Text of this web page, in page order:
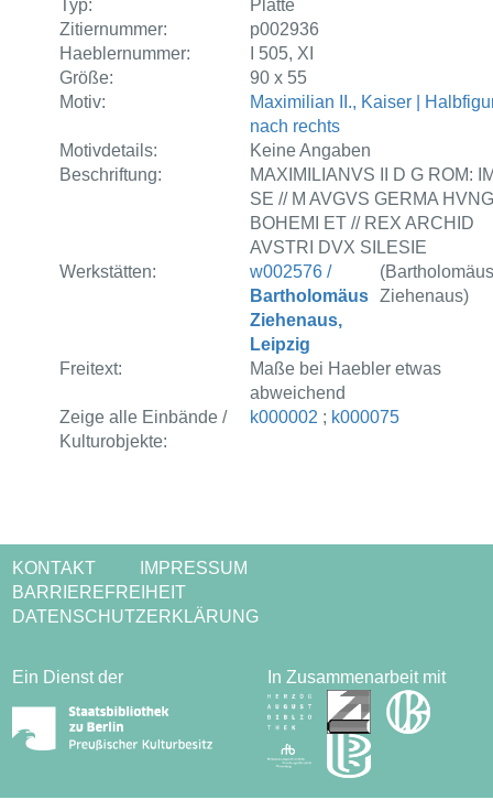
Typ:
Platte
Zitiernummer:
p002936
Haeblernummer:
I 505, XI
Größe:
90 x 55
Motiv:
Maximilian II., Kaiser |
nach rechts
Motivdetails:
Keine Angaben
Beschriftung:
MAXIMILIANVS II D G ROM:
SE // M AVGVS GERMA
BOHEMI ET // REX ARCHID
AVSTRI DVX SILESIE
Werkstätten:
w002576 /
Bartholomäus
Ziehenaus,
Leipzig
Ziehenaus)
Freitext:
Maße bei Haebler etwas
abweichend
Zeige alle Einbände /
Kulturobjekte:
k000002 ; k000075
KONTAKT
IMPRESSUM
BARRIEREFREIHEIT
DATENSCHUTZERKLÄRUNG
Ein Dienst der In Zusammenarbeit mit